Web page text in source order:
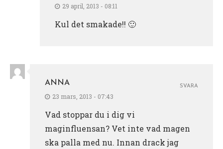
29 april, 2013 - 08:11
Kul det smakade!! 🙂
ANNA
23 mars, 2013 - 07:43
Vad stoppar du i dig vi
maginfluensan? Vet inte vad magen
ska palla med nu. Innan drack jag
SVARA